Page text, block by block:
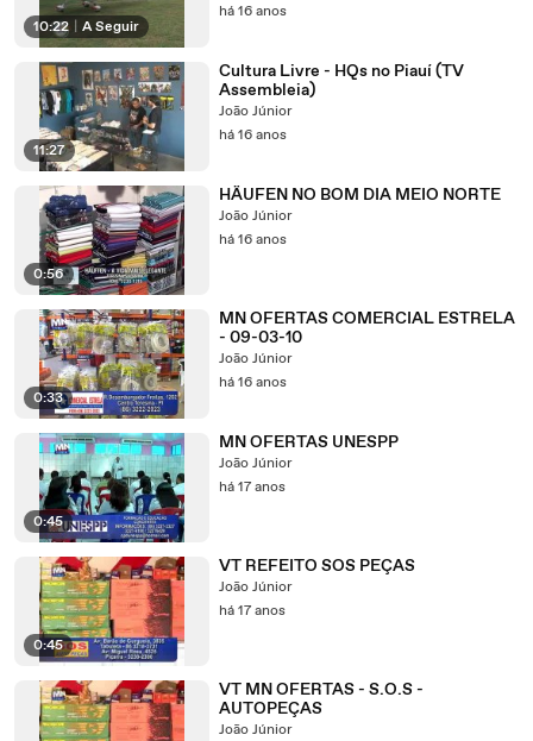
10:22 A Seguir
há 16 anos
11:27
Cultura Livre - HQs no Piauí (TV
Assembleia)
João Júnior
há 16 anos
0:56
HÄUFEN NO BOM DIA MEIO NORTE
João Júnior
há 16 anos
0:33
MN OFERTAS COMERCIAL ESTRELA
- 09-03-10
João Júnior
há 16 anos
0:45
MN OFERTAS UNESPP
João Júnior
há 17 anos
0:45
VT REFEITO SOS PEÇAS
João Júnior
há 17 anos
VT MN OFERTAS - S.O.S -
AUTOPEÇAS
João Júnior